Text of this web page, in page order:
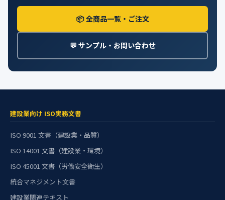
📦 全商品一覧・ご注文
💬 サンプル・お問い合わせ
建設業向け ISO実務文書
ISO 9001 文書（建設業・品質）
ISO 14001 文書（建設業・環境）
ISO 45001 文書（労働安全衛生）
統合マネジメント文書
建設業関連テキスト